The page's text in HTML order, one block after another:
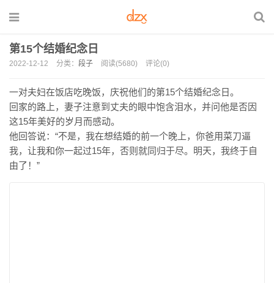
第15个结婚纪念日
2022-12-12 分类： 段子 阅读(5680) 评论(0)
一对夫妇在饭店吃晚饭，庆祝他们的第15个结婚纪念日。
回家的路上，妻子注意到丈夫的眼中饱含泪水，并问他是否因
这15年美好的岁月而感动。
他回答说：“不是，我在想结婚的前一个晚上，你爸用菜刀逼
我，让我和你一起过15年，否则就同归于尽。明天，我终于自
由了！”